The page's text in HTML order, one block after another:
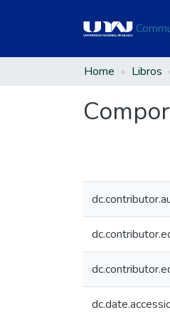
Home Libros